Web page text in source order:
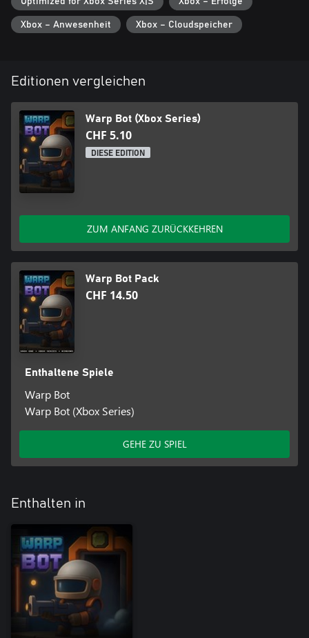
Xbox – Anwesenheit Xbox – Cloudspeicher
Editionen vergleichen
Warp Bot (Xbox Series)
CHF 5.10
DIESE EDITION
ZUM ANFANG ZURÜCKKEHREN
Warp Bot Pack
CHF 14.50
Enthaltene Spiele
Warp Bot
Warp Bot (Xbox Series)
GEHE ZU SPIEL
Enthalten in